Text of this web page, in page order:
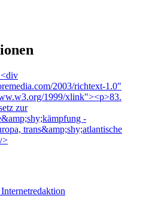
<div
2003/richtext-1.0"
1999/xlink"><p>83.
zur
-
trans&amp;shy;atlantische